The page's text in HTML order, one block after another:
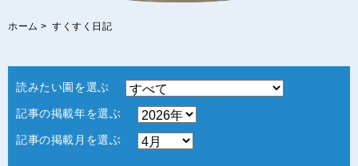
ホーム > すくすく日記
読みたい園を選ぶ
記事の掲載年を選ぶ
記事の掲載月を選ぶ